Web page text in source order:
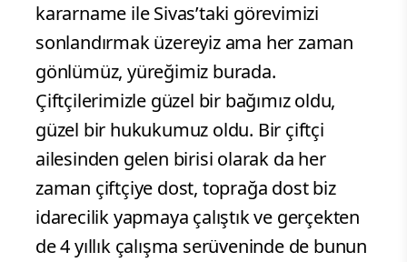
kararname ile Sivas’taki görevimizi
sonlandırmak üzereyiz ama her zaman
gönlümüz, yüreğimiz burada.
Çiftçilerimizle güzel bir bağımız oldu,
güzel bir hukukumuz oldu. Bir çiftçi
ailesinden gelen birisi olarak da her
zaman çiftçiye dost, toprağa dost biz
idarecilik yapmaya çalıştık ve gerçekten
de 4 yıllık çalışma serüveninde de bunun